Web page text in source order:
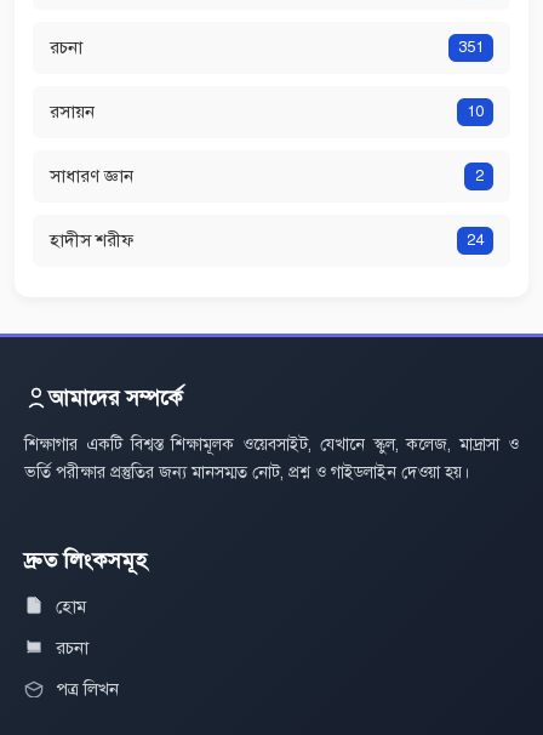
রচনা 351
রসায়ন 10
সাধারণ জ্ঞান 2
হাদীস শরীফ 24
আমাদের সম্পর্কে
শিক্ষাগার একটি বিশ্বস্ত শিক্ষামূলক ওয়েবসাইট, যেখানে স্কুল, কলেজ, মাদ্রাসা ও
ভর্তি পরীক্ষার প্রস্তুতির জন্য মানসম্মত নোট, প্রশ্ন ও গাইডলাইন দেওয়া হয়।
দ্রুত লিংকসমূহ
হোম
রচনা
পত্র লিখন